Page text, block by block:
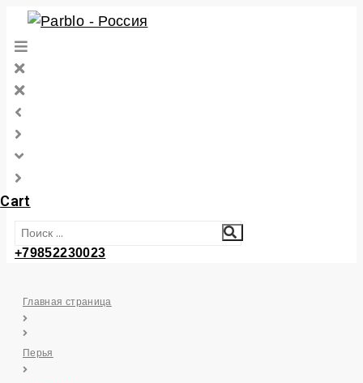
Перейти
контенту
Cart
+79852230023
Главная страница
Перья